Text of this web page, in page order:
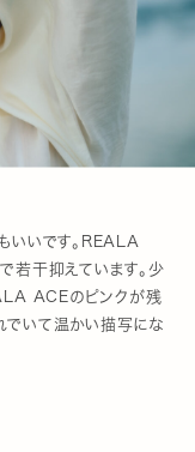
いいです。REALA
若干抑えています。少
ACEのピンクが残
でいて温かい描写にな